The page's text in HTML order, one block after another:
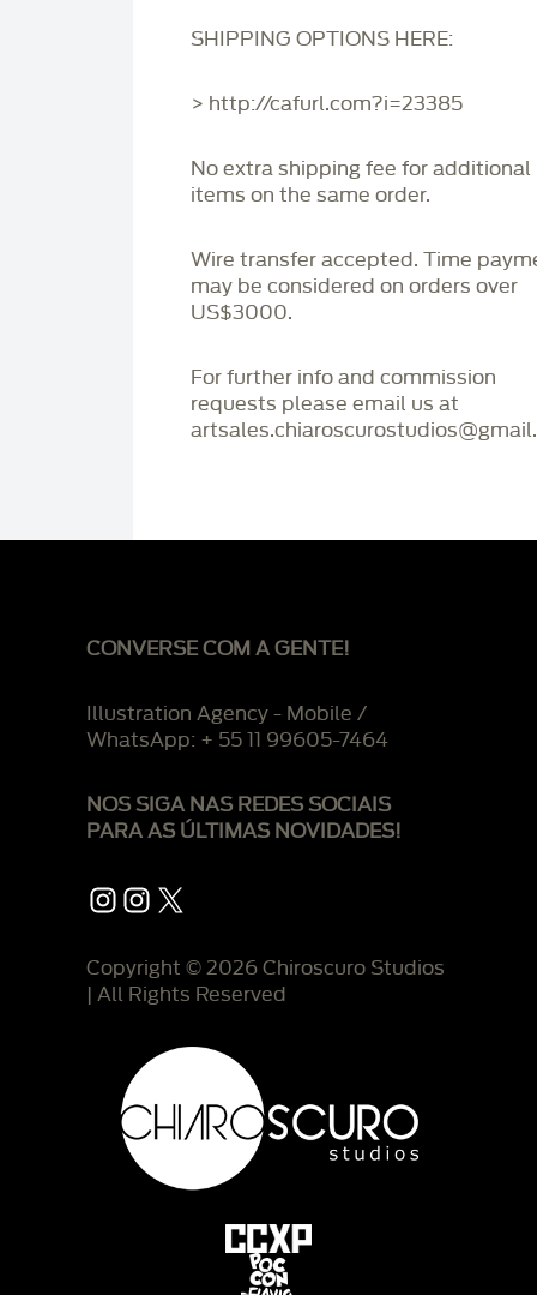
SHIPPING OPTIONS HERE:
> http://cafurl.com?i=23385
No extra shipping fee for additional
items on the same order.
Wire transfer accepted. Time
may be considered on orders over
US$3000.
For further info and commission
requests please email us at
CONVERSE COM A GENTE!
Illustration Agency - Mobile /
WhatsApp: + 55 11 99605-7464
NOS SIGA NAS REDES SOCIAIS
PARA AS ÚLTIMAS NOVIDADES!
Instagram
Instagram
X
Copyright © 2026 Chiroscuro Studios
| All Rights Reserved